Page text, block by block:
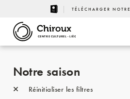
TÉLÉCHARGER
CENTRE CULTUREL - LIÈGE
Notre saison
Réinitialiser les filtres